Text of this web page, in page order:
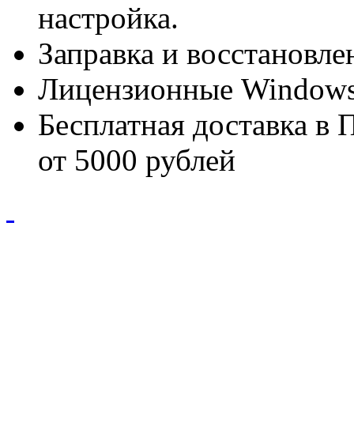
настройка.
Заправка и
Лицензионные
Бесплатная доставка в
от 5000 рублей